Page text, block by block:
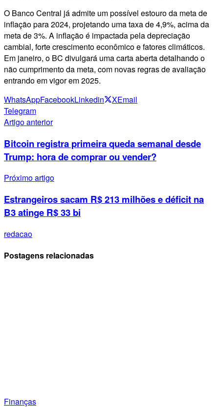
O Banco Central já admite um possível estouro da meta de
inflação para 2024, projetando uma taxa de 4,9%, acima da
meta de 3%. A inflação é impactada pela depreciação
cambial, forte crescimento econômico e fatores climáticos.
Em janeiro, o BC divulgará uma carta aberta detalhando o
não cumprimento da meta, com novas regras de avaliação
entrando em vigor em 2025.
WhatsAppFacebookLinkedin XEmail
Telegram
Artigo anterior
Bitcoin registra primeira queda semanal desde
Trump: hora de comprar ou vender?
Próximo artigo
Estrangeiros sacam R$ 213 milhões e déficit na
B3 atinge R$ 33 bi
redacao
Postagens relacionadas
Finanças